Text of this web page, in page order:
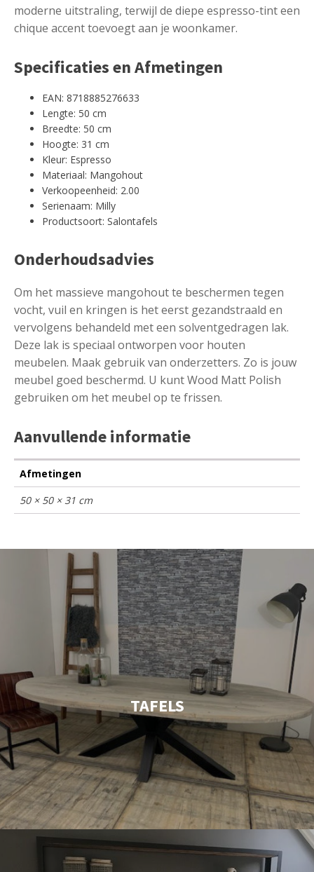
moderne uitstraling, terwijl de diepe espresso-tint een
chique accent toevoegt aan je woonkamer.
Specificaties en Afmetingen
EAN: 8718885276633
Lengte: 50 cm
Breedte: 50 cm
Hoogte: 31 cm
Kleur: Espresso
Materiaal: Mangohout
Verkoopeenheid: 2.00
Serienaam: Milly
Productsoort: Salontafels
Onderhoudsadvies
Om het massieve mangohout te beschermen tegen
vocht, vuil en kringen is het eerst gezandstraald en
vervolgens behandeld met een solventgedragen lak.
Deze lak is speciaal ontworpen voor houten
meubelen. Maak gebruik van onderzetters. Zo is jouw
meubel goed beschermd. U kunt Wood Matt Polish
gebruiken om het meubel op te frissen.
Aanvullende informatie
Afmetingen
50 × 50 × 31 cm
TAFELS